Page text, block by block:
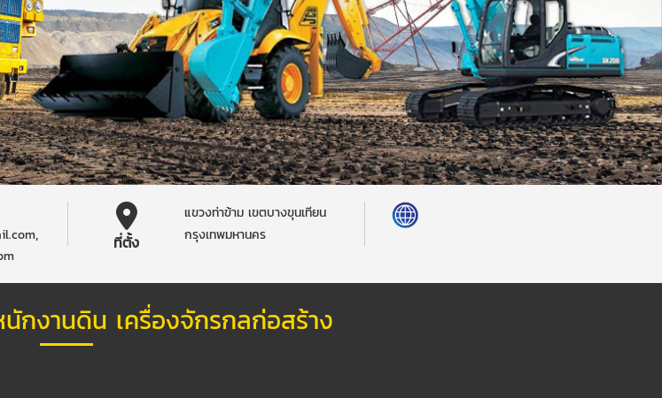
, ที่ตั้ง
แขวงท่าข้าม เขตบางขุนเทียน
กรุงเทพมหานคร
นักงานดิน เครื่องจักรกลก่อสร้าง